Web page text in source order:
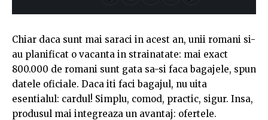
Chiar daca sunt mai saraci in acest an, unii romani si-
au planificat o vacanta in strainatate: mai exact
800.000 de romani sunt gata sa-si faca bagajele, spun
datele oficiale. Daca iti faci bagajul, nu uita
esentialul: cardul! Simplu, comod, practic, sigur. Insa,
produsul mai integreaza un avantaj: ofertele.